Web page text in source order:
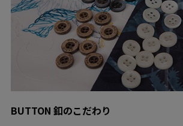
BUTTON 釦のこだわり